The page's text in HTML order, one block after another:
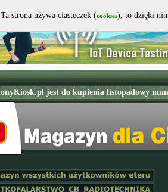
Ta strona używa ciasteczek (cookies), to dzięki